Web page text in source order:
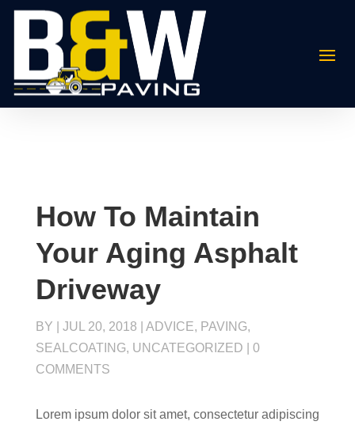
How To Maintain
Your Aging Asphalt
Driveway
BY JUL 20, 2018 ADVICE, PAVING,
SEALCOATING, UNCATEGORIZED
0
COMMENTS
Lorem ipsum dolor sit amet, consectetur adipiscing